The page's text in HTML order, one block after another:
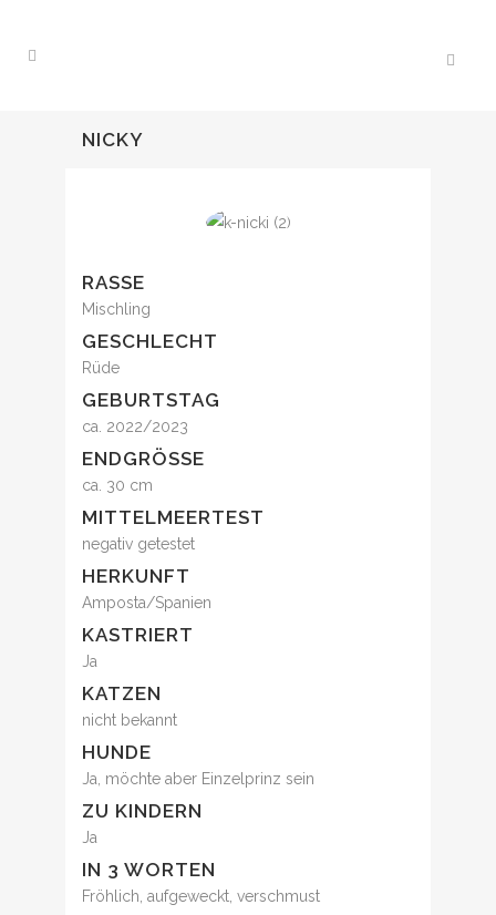
NICKY
RASSE
Mischling
GESCHLECHT
Rüde
GEBURTSTAG
ca. 2022/2023
ENDGRÖSSE
ca. 30 cm
MITTELMEERTEST
negativ getestet
HERKUNFT
Amposta/Spanien
KASTRIERT
Ja
KATZEN
nicht bekannt
HUNDE
Ja, möchte aber Einzelprinz sein
ZU KINDERN
Ja
IN 3 WORTEN
Fröhlich, aufgeweckt, verschmust